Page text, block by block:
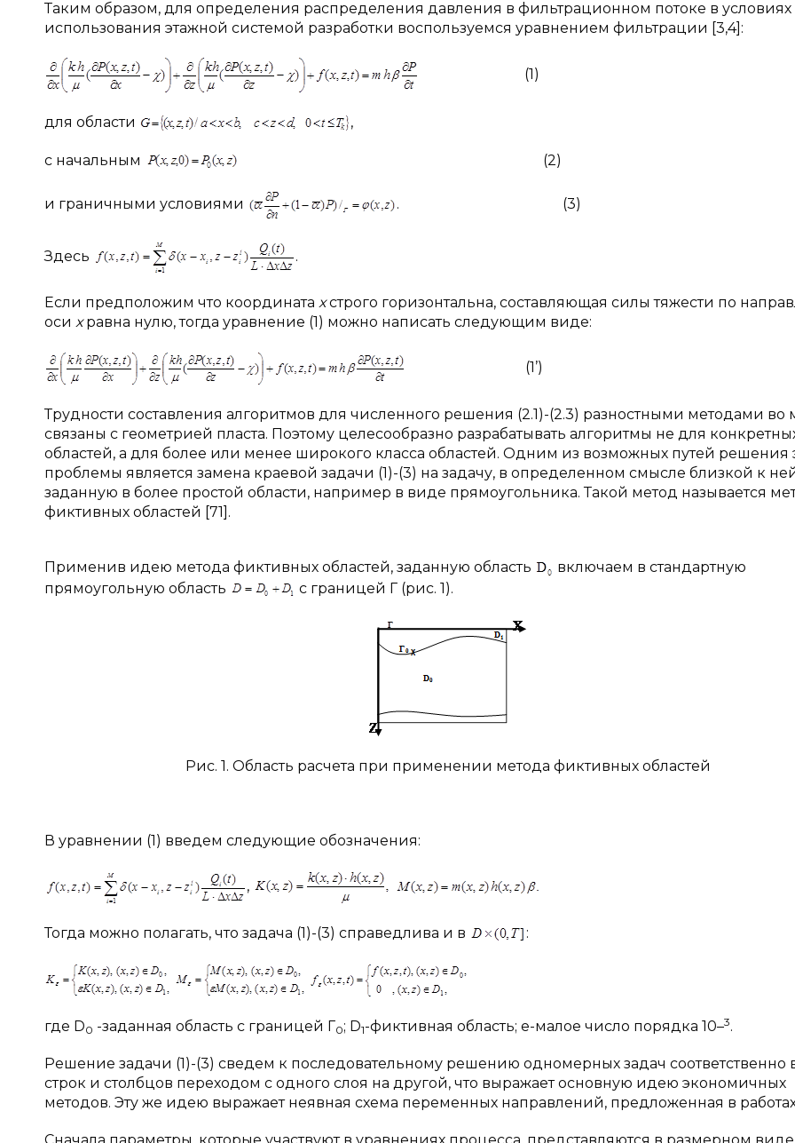
Таким образом, для определения распределения давления в фильтрационном потоке в условиях
использования этажной системой разработки воспользуемся уравнением фильтрации [3,4]:
(1)
для области ,
с начальным (2)
и граничными условиями . (3)
Здесь .
Если предположим что координата хстрого горизонтальна, составляющая силы тяжести по
оси хравна нулю, тогда уравнение (1) можно написать следующим виде:
(1’)
Трудности составления алгоритмов для численного решения (2.1)-(2.3) разностными методами во
связаны с геометрией пласта. Поэтому целесообразно разрабатывать алгоритмы не для
областей, а для более или менее широкого класса областей. Одним из возможных путей решения
проблемы является замена краевой задачи (1)-(3) на задачу, в определенном смысле близкой к
заданную в более простой области, например в виде прямоугольника. Такой метод называется
фиктивных областей [71].
Применив идею метода фиктивных областей, заданную область
включаем в стандартную
прямоугольную область
с границей Г (рис. 1).
Рис. 1. Область расчета при применении метода фиктивных областей
В уравнении (1) введем следующие обозначения:
,
Тогда можно полагать, что задача (1)-(3) справедлива и в :
где D0 -заданная область с границей Г0; D1-фиктивная область; e-малое число порядка 10–3.
Решение задачи (1)-(3) сведем к последовательному решению одномерных задач соответственно
строк и столбцов переходом с одного слоя на другой, что выражает основную идею экономичных
методов. Эту же идею выражает неявная схема переменных направлений, предложенная в работах
Сначала параметры, которые участвуют в уравнениях процесса, представляются в размерном виде,